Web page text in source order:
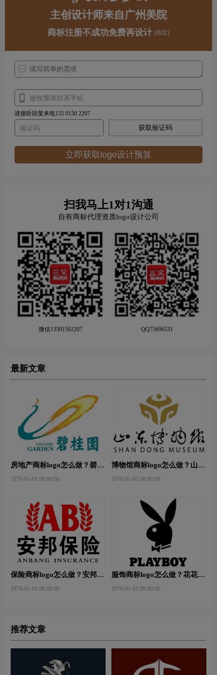
主创设计师来自广州美院
商标注册不成功免费再设计 (指定)
请接听回复来电135 0150 2207
获取验证码
立即获取logo设计预算
扫我马上1对1沟通
自有商标代理资质logo设计公司
微信13501502207 QQ75696531
最新文章
房地产商标logo怎么做？碧桂
1970-01-01 08:00:00
博物馆商标logo怎么做？山东
logo设计
1970-01-01 08:00:00
保险商标logo怎么做？安邦保
1970-01-01 08:00:00
服饰商标logo怎么做？花花公
1970-01-01 08:00:00
推荐文章